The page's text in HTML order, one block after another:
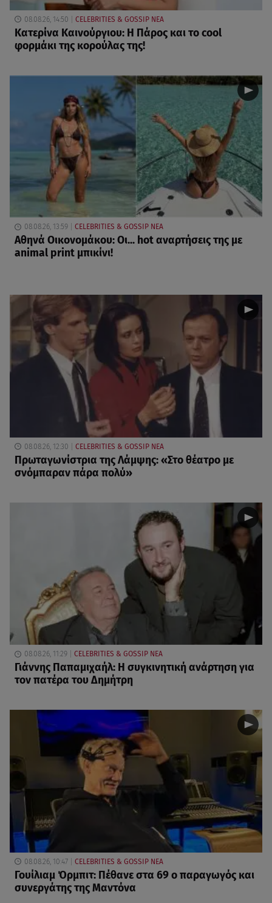
08.08.26, 14:50 CELEBRITIES & GOSSIP ΝΕΑ
Κατερίνα Καινούργιου: Η Πάρος και το cool
φορμάκι της κορούλας της!
08.08.26, 13:59 CELEBRITIES & GOSSIP ΝΕΑ
Αθηνά Οικονομάκου: Οι... hot αναρτήσεις της με
animal print μπικίνι!
08.08.26, 12:30 CELEBRITIES & GOSSIP ΝΕΑ
Πρωταγωνίστρια της Λάμψης: «Στο θέατρο με
σνόμπαραν πάρα πολύ»
08.08.26, 11:29 CELEBRITIES & GOSSIP ΝΕΑ
Γιάννης Παπαμιχαήλ: Η συγκινητική ανάρτηση για
τον πατέρα του Δημήτρη
08.08.26, 10:47 CELEBRITIES & GOSSIP ΝΕΑ
Γουίλιαμ Όρμπιτ: Πέθανε στα 69 ο παραγωγός και
συνεργάτης της Μαντόνα